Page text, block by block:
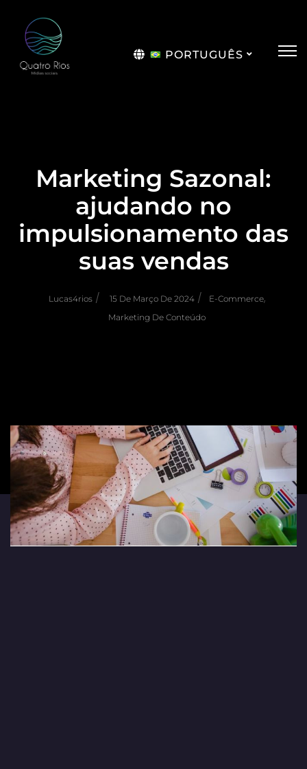
PORTUGUÊS
Marketing Sazonal:
ajudando no
impulsionamento das
suas vendas
Lucas4rios/ 15 De Março De 2024/ E-Commerce,
Marketing De Conteúdo